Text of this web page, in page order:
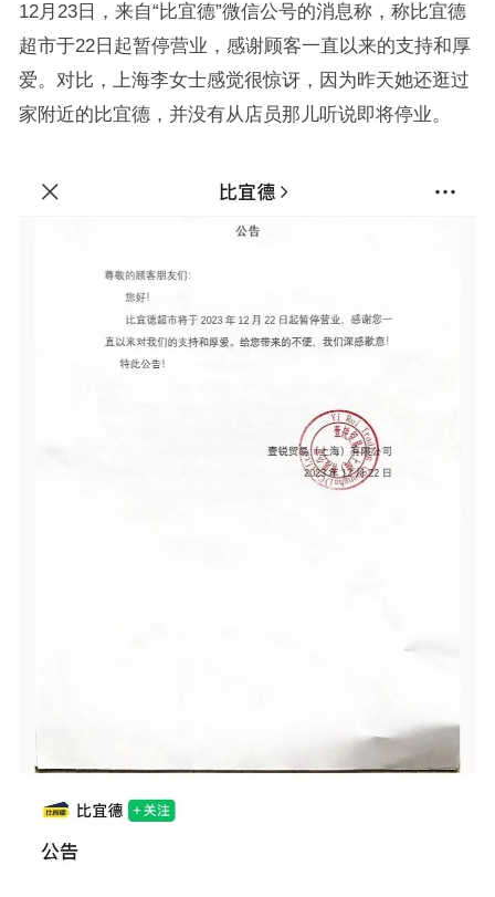
12月23日，来自“比宜德”微信公号的消息称，称比宜德
超市于22日起暂停营业，感谢顾客一直以来的支持和厚
爱。对比，上海李女士感觉很惊讶，因为昨天她还逛过
家附近的比宜德，并没有从店员那儿听说即将停业。